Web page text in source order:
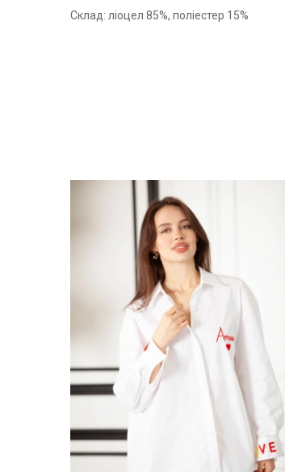
Склад: ліоцел 85%, поліестер 15%